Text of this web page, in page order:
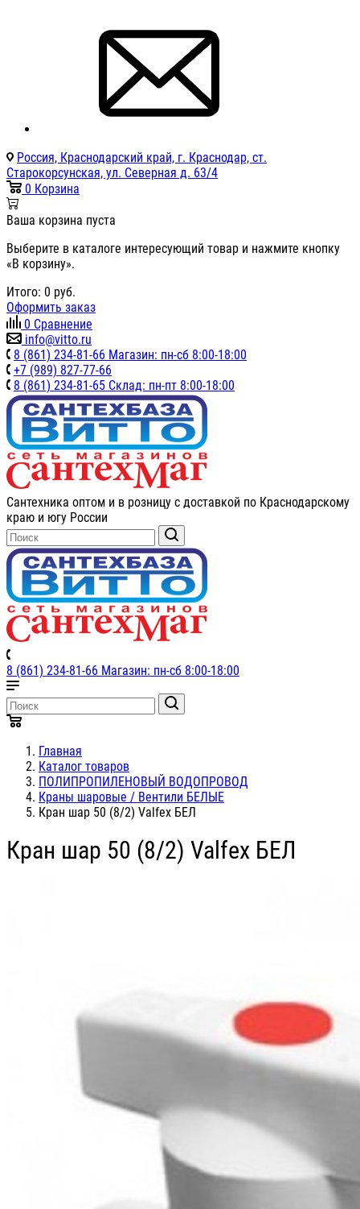
Россия, Краснодарский край, г. Краснодар, ст.
Старокорсунская, ул. Северная д. 63/4
0 Корзина
Ваша корзина пуста
Выберите в каталоге интересующий товар и нажмите кнопку
«В корзину».
Итого: 0 руб.
Оформить заказ
0 Сравнение
info@vitto.ru
8 (861) 234-81-66 Магазин: пн-сб 8:00-18:00
+7 (989) 827-77-66
8 (861) 234-81-65 Склад: пн-пт 8:00-18:00
Сантехника оптом и в розницу с доставкой по Краснодарскому
краю и югу России
8 (861) 234-81-66 Магазин: пн-сб 8:00-18:00
Главная
Каталог товаров
ПОЛИПРОПИЛЕНОВЫЙ ВОДОПРОВОД
Краны шаровые / Вентили БЕЛЫЕ
Кран шар 50 (8/2) Valfex БЕЛ
Кран шар 50 (8/2) Valfex БЕЛ